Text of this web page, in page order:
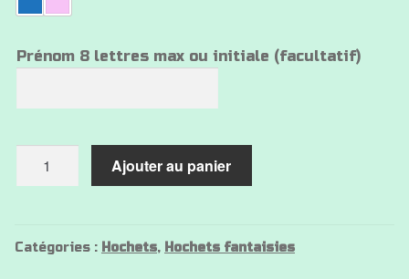
Prénom 8 lettres max ou initiale (facultatif)
raton
Ajouter au panier
Catégories : Hochets, Hochets fantaisies